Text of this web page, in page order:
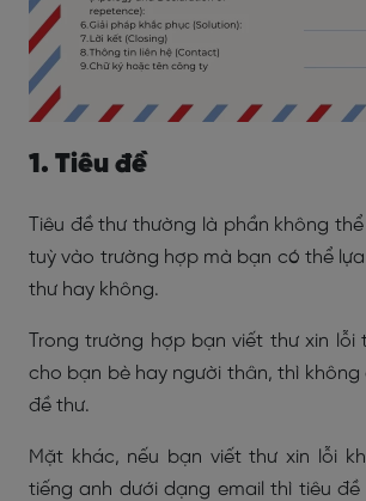
1. Tiêu đề
Tiêu đề thư thường là phần không
tuỳ vào trường hợp mà bạn có thể
thư hay không.
Trong trường hợp bạn viết thư xin lỗi
cho bạn bè hay người thân, thì không
đề thư.
Mặt khác, nếu bạn viết thư xin lỗi
tiếng anh dưới dạng email thì tiêu